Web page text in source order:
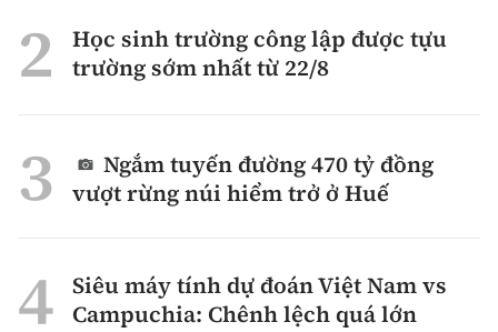
Học sinh trường công lập được tựu
trường sớm nhất từ 22/8
Ngắm tuyến đường 470 tỷ đồng
vượt rừng núi hiểm trở ở Huế
Siêu máy tính dự đoán Việt Nam vs
Campuchia: Chênh lệch quá lớn